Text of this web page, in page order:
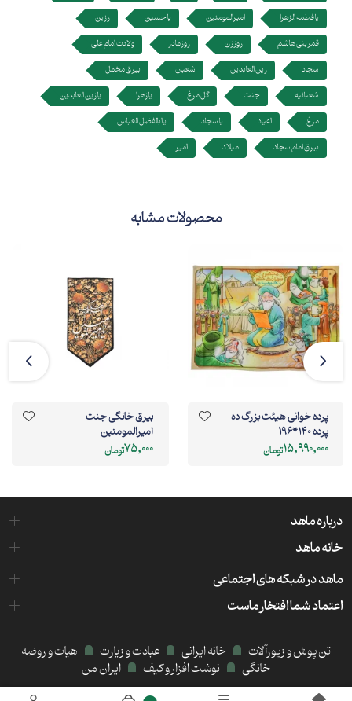
یا فاطمه الزهرا
امیرالمومنین یا حسین
رزین
قمر بنی هاشم
روز زن روز مادر
ولادت امام علی
سجاد
زین العابدین شعبان
بیرق مخمل
شعبانیه
جنت گل مرغ یا زهرا
یا زین العابدین
مرغ
اعیاد یا سجاد
یاابالفضل العباس
بیرق امام سجاد
میلاد امیر
محصولات مشابه
پرده خوانی هیئت بزرگ ده
پرده 140*196
15,990,000تومان
بیرق خانگی جنت
امیرالمومنین
75,000تومان
درباره ماهد
خانه ماهد
ماهد در شبکه های اجتماعی
اعتماد شما افتخار ماست
تن پوش و زیورآلات خانه ایرانی عبادت و زیارت
هیات و روضه
خانگی
نوشت افزار و کیف
ایران من